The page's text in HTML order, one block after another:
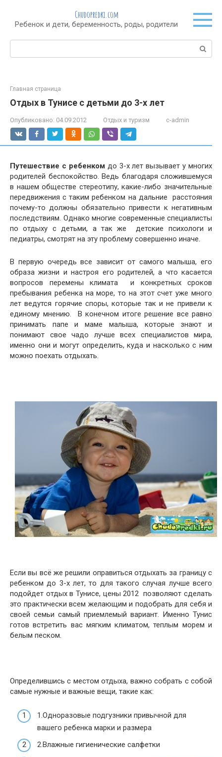
контенту
Chudopredki.com
Ребенок и дети, беременность, роды, родители
Поиск:
Главная страница
Отдых в Тунисе с детьми до 3-х лет
Опубликовано: 04.09.2012 Отдых и туризм c-admin
Путешествие с ребенком до 3-х лет вызывает у многих
родителей беспокойство. Ведь благодаря сложившемуся
в нашем обществе стереотипу, какие-либо значительные
передвижения с таким ребенком на дальние расстояния
почему-то должны обязательно привести к негативным
последствиям. Однако многие современные специалисты
по отдыху с детьми, а так же детские психологи и
педиатры, смотрят на эту проблему совершенно иначе.
В первую очередь все зависит от самого малыша, его
образа жизни и настроя его родителей, а что касается
вопросов перемены климата и конкретных сроков
пребывания ребенка на море, то на этот счет уже много
лет ведутся горячие споры, которые так и не привели к
единому мнению. В конечном итоге решение все равно
принимать папе и маме малыша, которые знают и
понимают свое чадо лучше всех специалистов мира,
именно они и могут определить, куда и насколько с ним
можно поехать отдыхать.
Если вы всё же решили оправиться отдыхать за границу с
ребенком до 3-х лет, то для такого случая лучше всего
подойдет отдых в Тунисе, цены 2012 позволяют сделать
это практически всем желающим и подобрать для себя и
своей семьи самый приемлемый вариант. Именно Тунис
готов встретить вас мягким климатом, теплым морем и
белым песком.
Определившись с местом отдыха, важно собрать с собой
самые нужные и важные вещи, такие как:
1.Одноразовые подгузники привычной для
вашего ребенка марки и размера
2.Влажные гигиенические салфетки